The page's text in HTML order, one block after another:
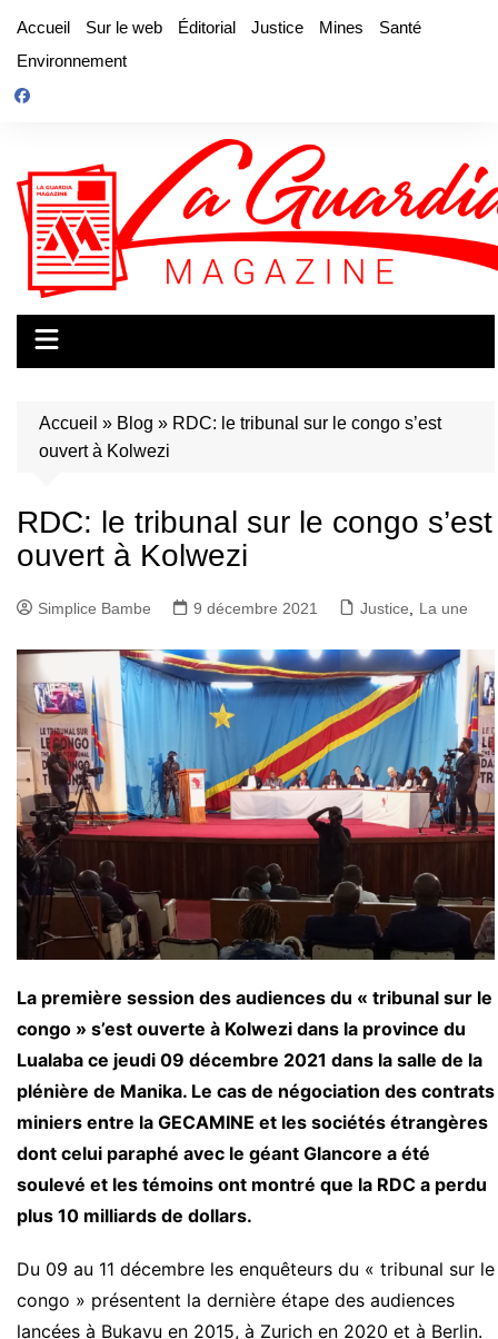
contenu
Accueil Sur le web Éditorial Justice Mines
Santé
Environnement
Accueil » Blog » RDC: le tribunal sur le congo s’est
ouvert à Kolwezi
RDC: le tribunal sur le congo s’est
ouvert à Kolwezi
Simplice Bambe 9 décembre 2021 Justice La une
La première session des audiences du « tribunal sur le
congo » s’est ouverte à Kolwezi dans la province du
Lualaba ce jeudi 09 décembre 2021 dans la salle de la
plénière de Manika. Le cas de négociation des contrats
miniers entre la GECAMINE et les sociétés étrangères
dont celui paraphé avec le géant Glancore a été
soulevé et les témoins ont montré que la RDC a perdu
plus 10 milliards de dollars.
Du 09 au 11 décembre les enquêteurs du « tribunal sur le
congo » présentent la dernière étape des audiences
lancées à Bukavu en 2015, à Zurich en 2020 et à Berlin.